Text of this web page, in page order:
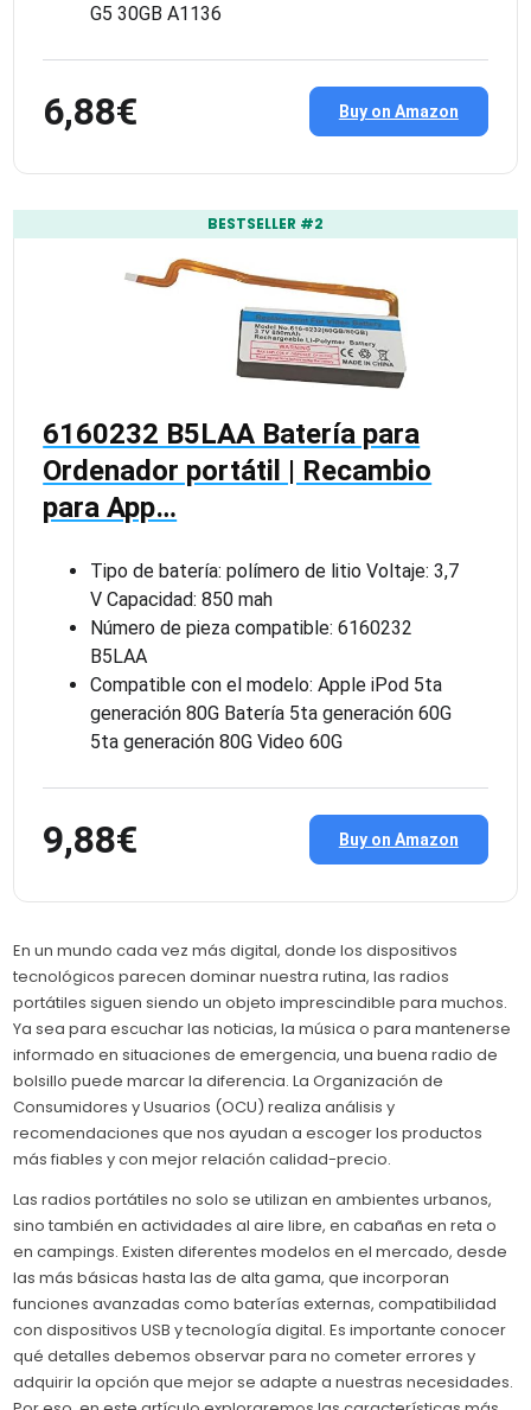
G5 30GB A1136
6,88€ Buy on Amazon
BESTSELLER #2
6160232 B5LAA Batería para
Ordenador portátil | Recambio
para App…
Tipo de batería: polímero de litio Voltaje: 3,7
V Capacidad: 850 mah
Número de pieza compatible: 6160232
B5LAA
Compatible con el modelo: Apple iPod 5ta
generación 80G Batería 5ta generación 60G
5ta generación 80G Video 60G
9,88€ Buy on Amazon
En un mundo cada vez más digital, donde los dispositivos
tecnológicos parecen dominar nuestra rutina, las radios
portátiles siguen siendo un objeto imprescindible para muchos.
Ya sea para escuchar las noticias, la música o para mantenerse
informado en situaciones de emergencia, una buena radio de
bolsillo puede marcar la diferencia. La Organización de
Consumidores y Usuarios (OCU) realiza análisis y
recomendaciones que nos ayudan a escoger los productos
más fiables y con mejor relación calidad-precio.
Las radios portátiles no solo se utilizan en ambientes urbanos,
sino también en actividades al aire libre, en cabañas en reta o
en campings. Existen diferentes modelos en el mercado, desde
las más básicas hasta las de alta gama, que incorporan
funciones avanzadas como baterías externas, compatibilidad
con dispositivos USB y tecnología digital. Es importante conocer
qué detalles debemos observar para no cometer errores y
adquirir la opción que mejor se adapte a nuestras necesidades.